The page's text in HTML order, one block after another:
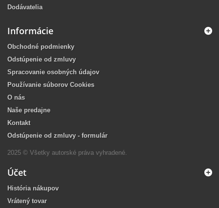
Dodávatelia
Informácie
Obchodné podmienky
Odstúpenie od zmluvy
Spracovanie osobných údajov
Používanie súborov Cookies
O nás
Naše predajne
Kontakt
Odstúpenie od zmluvy - formulár
2025 © Všetky autorské práva vyhradené.
Účet
História nákupov
Vrátený tovar